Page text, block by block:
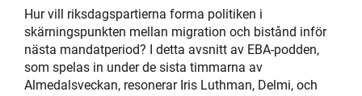
Hur vill riksdagspartierna forma politiken i
skärningspunkten mellan migration och bistånd inför
nästa mandatperiod? I detta avsnitt av EBA-podden,
som spelas in under de sista timmarna av
Almedalsveckan, resonerar Iris Luthman, Delmi, och